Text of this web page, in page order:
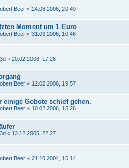
Beer « 24.08.2006, 20:49
Moment um 1 Euro
Beer « 31.03.2006, 10:46
« 20.02.2006, 17:26
Beer « 12.02.2006, 19:57
einige Gebote schief gehen.
Beer « 10.02.2006, 15:26
« 13.12.2005, 22:27
Beer « 21.10.2004, 15:14